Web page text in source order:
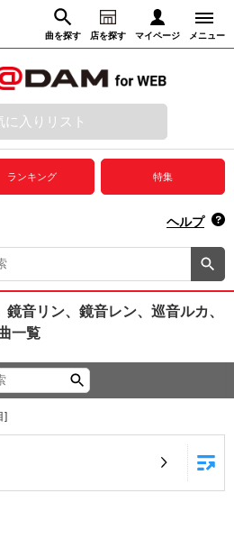
曲を探す 店を探す マイページ メニュー
録音からさがす
ログイン
ス
質問
・ランキングなど
に入りリスト
ランキング 特集
ヘルプ
鏡音リン、鏡音レン、巡音ルカ、
一覧
]